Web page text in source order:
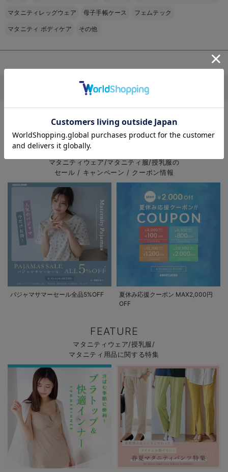
5%OFF
使えるレギンスパ
ジャマ&2wayオー
ル 出産準備 ギ
フト マタニテ
ィ・産後
¥9,489(税込)
5%OFF
【綿100％】ぷく
ぷくダブルガーゼ
ギンスパジャマ
マタニティ・授乳
パジャマ【親子コ
ーデ可】
¥6,640(税込)
5%OFF
も使えるレギンス
パジャマ マタニ
¥7,115(税込)
6
【親子コーデ可】
ぷくぷくダブルガ
ーゼ ツーウェイオ
ール（2wayオー
ル） ロンパース
¥3,390(税込)
6
5%OFF
【綿100％】ぷく
ぷくWガーゼシャ
リジェ マタニテ
【出産後も長く着
られる】
¥5,690
6
5%OFF
ぷくぷくWガーゼ
ウエストリボンネ
グリジェ マタニ
ティ・産後【出産
後も長く使える】
¥5,690(税込)
マタニティレッグウェア 母子手帳ケース フェムテック
マタニティ ボディケア その他
マタニティウェア/マタニティ服/授乳服の
セール / キャンペーン / クーポン情報
パジャマサマーセール全品5%OFF
夏休み応援クーポン MAX2,000円
OFF
FEATURE
マタニティウェア/授乳服/
マタニティ用品に関する特集
お気に入り商品を確認する